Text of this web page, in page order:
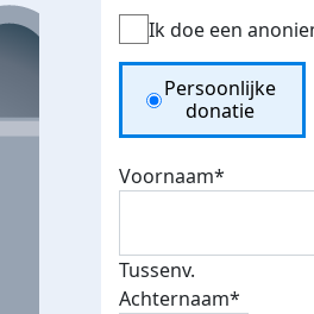
Ik doe een
Donation Type
Persoonlijke
donatie
Voornaam*
Tussenv.
Achternaam*